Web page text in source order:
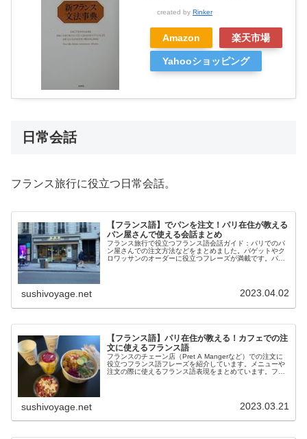
created by Rinker
Amazon 楽天市場
Yahooショッピング
日常会話
フランス旅行に役立つ日常会話。
【フランス語】でパンを注文！パリ在住が教える
パン屋さんで使える会話まとめ
フランス旅行で役立つフランス語会話ガイド：パリでのパ
ン屋さんでの注文方法などをまとめました。バゲットやク
ロワッサンのオーダーに役立つフレーズが満載です。パリ
sushivoyage.net 2023.04.02
【フランス語】パリ在住が教える！カフェでの注
文に使えるフランス語
フランスのチェーン店（Pret A Mangerなど）での注文に
役立つフランス語フレーズを紹介しています。メニューや
注文の際に使えるフランス語表現をまとめています。フラ
sushivoyage.net 2023.03.21